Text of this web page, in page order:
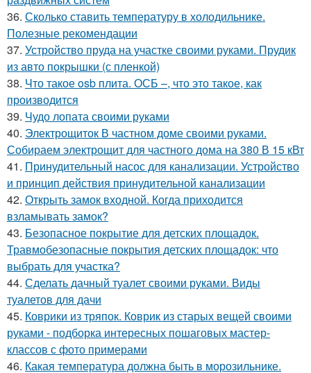
36. Сколько ставить температуру в холодильнике.
Полезные рекомендации
37. Устройство пруда на участке своими руками. Прудик
из авто покрышки (с пленкой)
38. Что такое osb плита. ОСБ –, что это такое, как
производится
39. Чудо лопата своими руками
40. Электрощиток В частном доме своими руками.
Собираем электрощит для частного дома на 380 В 15 кВт
41. Принудительный насос для канализации. Устройство
и принцип действия принудительной канализации
42. Открыть замок входной. Когда приходится
взламывать замок?
43. Безопасное покрытие для детских площадок.
Травмобезопасные покрытия детских площадок: что
выбрать для участка?
44. Сделать дачный туалет своими руками. Виды
туалетов для дачи
45. Коврики из тряпок. Коврик из старых вещей своими
руками - подборка интересных пошаговых мастер-
классов с фото примерами
46. Какая температура должна быть в морозильнике.